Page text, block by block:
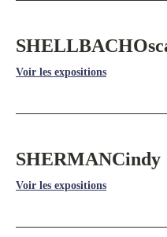
SHELLBACH
Voir les expositions
SHERMANCindy
Voir les expositions